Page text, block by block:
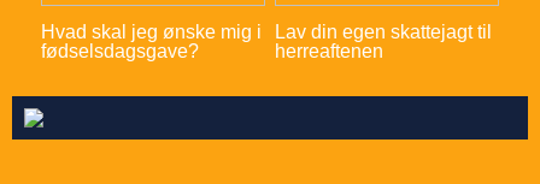
Hvad skal jeg ønske mig i
fødselsdagsgave?
Lav din egen skattejagt til
herreaftenen